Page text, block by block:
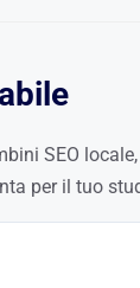
SEO
per il tuo